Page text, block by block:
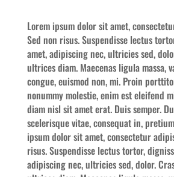
Lorem ipsum dolor sit amet,
Sed non risus. Suspendisse lectus
amet, adipiscing nec, ultricies sed,
ultrices diam. Maecenas ligula massa,
congue, euismod non, mi. Proin
nonummy molestie, enim est eleifend
diam nisl sit amet erat. Duis semper.
scelerisque vitae, consequat in,
ipsum dolor sit amet, consectetur
risus. Suspendisse lectus tortor,
adipiscing nec, ultricies sed, dolor.